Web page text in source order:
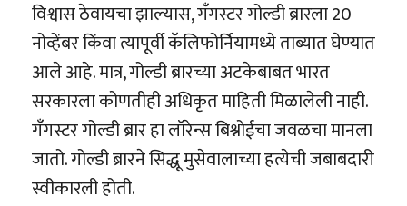
विश्वास ठेवायचा झाल्यास, गँगस्टर गोल्डी ब्रारला 20
नोव्हेंबर किंवा त्यापूर्वी कॅलिफोर्नियामध्ये ताब्यात घेण्यात
आले आहे. मात्र, गोल्डी ब्रारच्या अटकेबाबत भारत
सरकारला कोणतीही अधिकृत माहिती मिळालेली नाही.
गँगस्टर गोल्डी ब्रार हा लॉरेन्स बिश्नोईचा जवळचा मानला
जातो. गोल्डी ब्रारने सिद्धू मुसेवालाच्या हत्येची जबाबदारी
स्वीकारली होती.